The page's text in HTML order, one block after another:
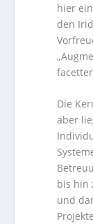
hier
den
Die
aber
bis hin
und